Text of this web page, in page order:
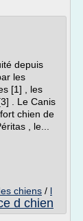
depuis
les
[1] , les
. Le Canis
chien de
, le...
chiens / l
d chien